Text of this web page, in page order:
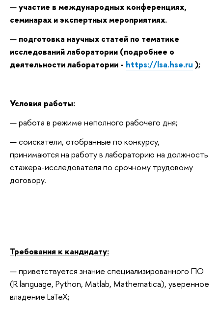
участие в международных конференциях,
семинарах и экспертных мероприятиях.
подготовка научных статей по тематике
исследований лаборатории (подробнее о
деятельности лаборатории - https://lsa.hse.ru );
Условия работы:
работа в режиме неполного рабочего дня;
соискатели, отобранные по конкурсу,
принимаются на работу в лабораторию на должность
стажера-исследователя по срочному трудовому
договору.
Требования к кандидату:
приветствуется знание специализированного ПО
(R language, Python, Matlab, Mathematica), уверенное
владение LaTeX;